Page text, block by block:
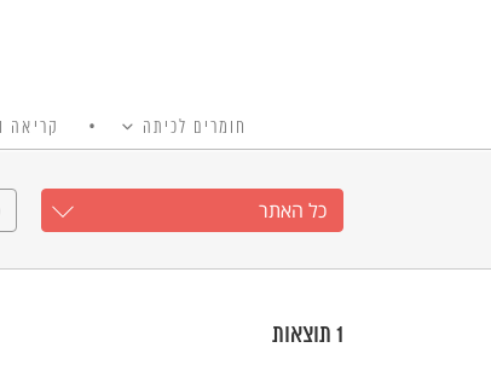
חומרים לכיתה קריאה
כל האתר
1 תוצאות